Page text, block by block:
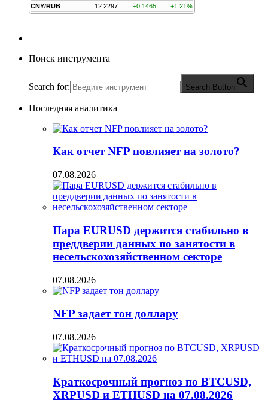
CNY/RUB
12.2297 +0.1465 +1.21%
Поиск инструмента
Search for: Search Button
Последняя аналитика
Как отчет NFP повлияет на золото?
07.08.2026
Пара EURUSD держится стабильно в
преддверии данных по занятости в
несельскохозяйственном секторе
07.08.2026
NFP задает тон доллару
07.08.2026
Краткосрочный прогноз по BTCUSD,
XRPUSD и ETHUSD на 07.08.2026